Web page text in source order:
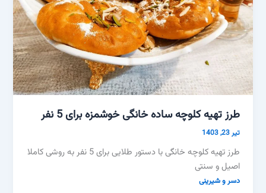
طرز تهیه کلوچه ساده خانگی خوشمزه برای 5 نفر
تیر 23, 1403
طرز تهیه کلوچه خانگی با دستور طلایی برای 5 نفر به روشی کاملا
اصیل و سنتی
دسر و شیرینی